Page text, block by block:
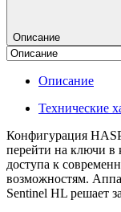
Описание
Описание
Технические
Конфигурация
перейти на ключи в
доступа к
возможностям.
Sentinel HL решает